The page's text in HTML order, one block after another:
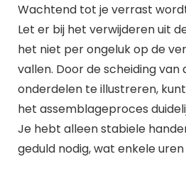
Wachtend tot je verrast
Let er bij het verwijderen uit
het niet per ongeluk op de
vallen. Door de scheiding van
onderdelen te illustreren,
het assemblageproces
Je hebt alleen stabiele
geduld nodig, wat enkele